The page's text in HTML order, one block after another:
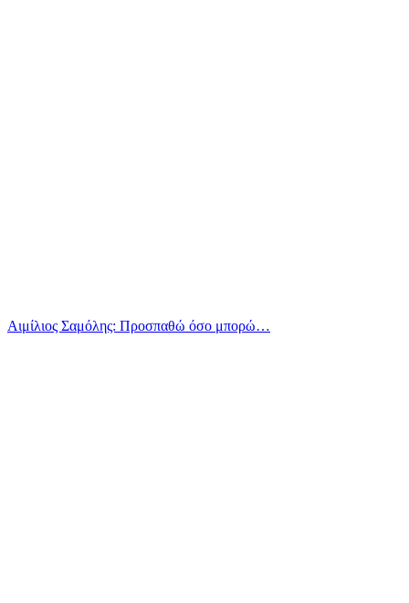
Αιμίλιος Σαμόλης: Προσπαθώ όσο μπορώ…